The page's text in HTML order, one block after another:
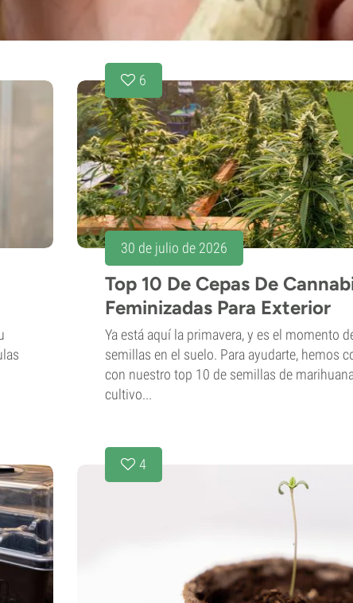
6
30 de julio de 2026
Top 10 De Cepas De
Feminizadas Para Exterior
Ya está aquí la primavera, y es el momento
semillas en el suelo. Para ayudarte, hemos
con nuestro top 10 de semillas de
cultivo...
4